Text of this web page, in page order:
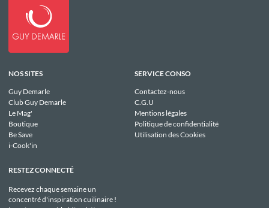
NOS SITES
Guy Demarle
Club Guy Demarle
Le Mag'
Boutique
Be Save
i-Cook'in
SERVICE CONSO
Contactez-nous
C.G.U
Mentions légales
Politique de confidentialité
Utilisation des Cookies
RESTEZ CONNECTÉ
Recevez chaque semaine un
concentré d'inspiration cuilinaire !